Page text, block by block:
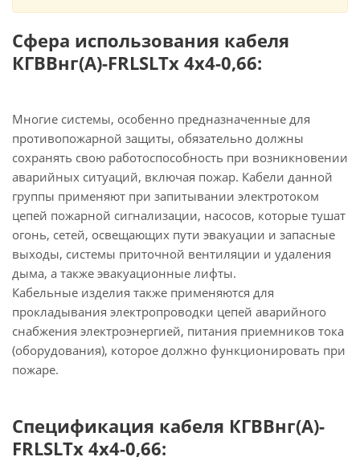
Сфера использования кабеля
КГВВнг(А)-FRLSLTx 4х4-0,66:
Многие системы, особенно предназначенные для
противопожарной защиты, обязательно должны
сохранять свою работоспособность при возникновении
аварийных ситуаций, включая пожар. Кабели данной
группы применяют при запитывании электротоком
цепей пожарной сигнализации, насосов, которые тушат
огонь, сетей, освещающих пути эвакуации и запасные
выходы, системы приточной вентиляции и удаления
дыма, а также эвакуационные лифты.
Кабельные изделия также применяются для
прокладывания электропроводки цепей аварийного
снабжения электроэнергией, питания приемников тока
(оборудования), которое должно функционировать при
пожаре.
Спецификация кабеля КГВВнг(А)-
FRLSLTx 4х4-0,66: